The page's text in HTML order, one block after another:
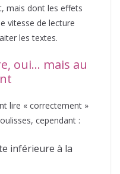
mais dont les effets
vitesse de lecture
les textes.
oui… mais au
lire « correctement »
cependant :
inférieure à la